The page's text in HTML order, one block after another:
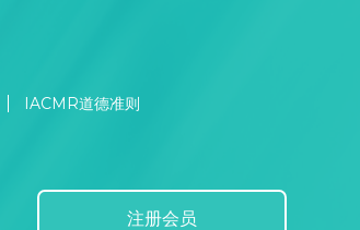
IACMR道德准则
注册会员